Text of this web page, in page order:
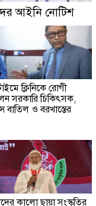
আইনি নোটিশ
ক্লিনিকে রোগী
সরকারি চিকিৎসক,
বাতিল ও বরখাস্তের
কালো ছায়া সংস্কৃতির